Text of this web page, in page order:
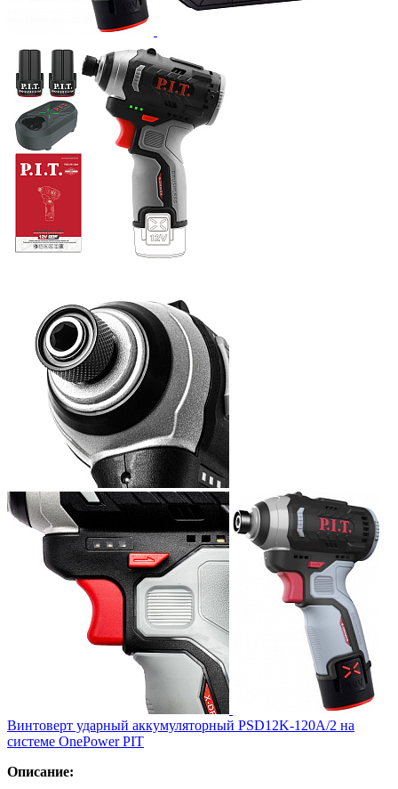
Винтоверт ударный аккумуляторный PSD12K-120A/2 на
системе OnePower PIT
Описание: